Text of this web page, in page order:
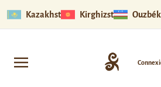
Kazakhstan Kirghizstan